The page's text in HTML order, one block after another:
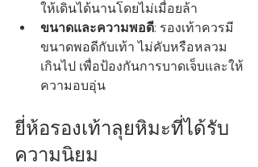
ให้เดินได้นานโดยไม่เมื่อยล้า
ขนาดและความพอดี: รองเท้าควรมี
ขนาดพอดีกับเท้า ไม่คับหรือหลวม
เกินไป เพื่อป้องกันการบาดเจ็บและให้
ความอบอุ่น
ยี่ห้อรองเท้าลุยหิมะที่ได้รับ
ความนิยม